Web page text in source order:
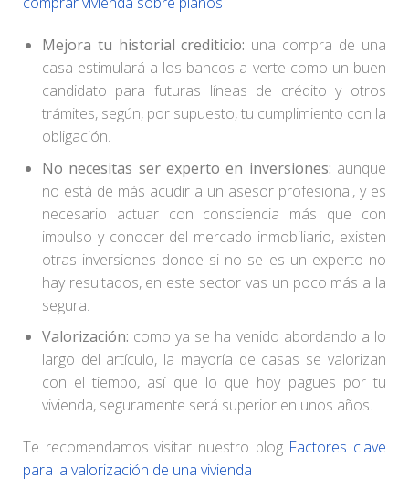
Mejora tu historial crediticio: una compra de una
casa estimulará a los bancos a verte como un buen
candidato para futuras líneas de crédito y otros
trámites, según, por supuesto, tu cumplimiento con la
obligación.
No necesitas ser experto en inversiones: aunque
no está de más acudir a un asesor profesional, y es
necesario actuar con consciencia más que con
impulso y conocer del mercado inmobiliario, existen
otras inversiones donde si no se es un experto no
hay resultados, en este sector vas un poco más a la
segura.
Valorización: como ya se ha venido abordando a lo
largo del artículo, la mayoría de casas se valorizan
con el tiempo, así que lo que hoy pagues por tu
vivienda, seguramente será superior en unos años.
Te recomendamos visitar nuestro blog Factores clave
para la valorización de una vivienda